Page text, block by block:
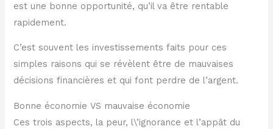
est une bonne opportunité, qu’il va être rentable
rapidement.
C’est souvent les investissements faits pour ces
simples raisons qui se révèlent être de mauvaises
décisions financières et qui font perdre de l’argent.
Bonne économie VS mauvaise économie
Ces trois aspects, la peur, l\’ignorance et l’appât du